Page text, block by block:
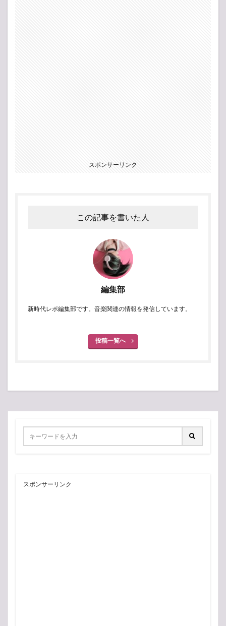
スポンサーリンク
この記事を書いた人
編集部
新時代レポ編集部です。音楽関連の情報を発信しています。
投稿一覧へ
スポンサーリンク